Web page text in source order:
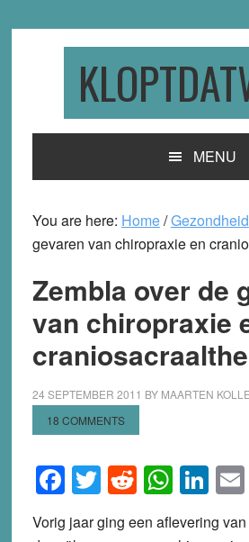
MENU
You are here: Home/Gezondheid
gevaren van chiropraxie en
Zembla over de
van chiropraxie
24 SEPTEMBER 2011 BY MAARTEN
18 COMMENTS
Facebook
Twitter
Reddit
Vorig jaar ging een aflevering van